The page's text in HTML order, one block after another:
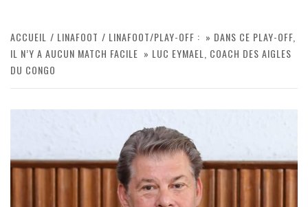
ACCUEIL LINAFOOT
LINAFOOT/PLAY-OFF : » DANS CE PLAY-OFF,
IL N’Y A AUCUN MATCH FACILE » LUC EYMAEL, COACH DES AIGLES
DU CONGO